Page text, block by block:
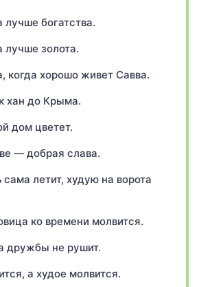
лучше богатства.
лучше золота.
когда хорошо живет Савва.
хан до Крыма.
дом цветет.
— добрая слава.
летит, худую на ворота
ко времени молвится.
дружбы не рушит.
а худое молвится.